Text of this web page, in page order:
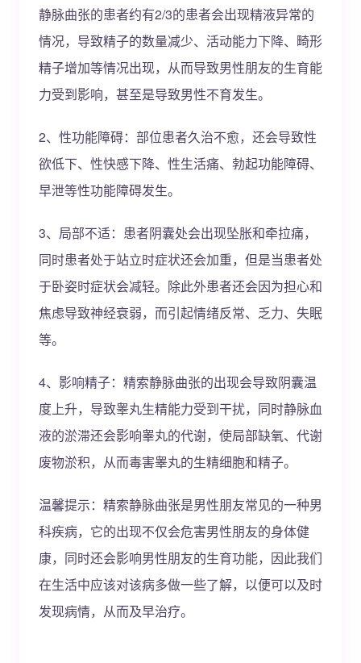
静脉曲张的患者约有2/3的患者会出现精液异常的
情况，导致精子的数量减少、活动能力下降、畸形
精子增加等情况出现，从而导致男性朋友的生育能
力受到影响，甚至是导致男性不育发生。
2、性功能障碍：部位患者久治不愈，还会导致性
欲低下、性快感下降、性生活痛、勃起功能障碍、
早泄等性功能障碍发生。
3、局部不适：患者阴囊处会出现坠胀和牵拉痛，
同时患者处于站立时症状还会加重，但是当患者处
于卧姿时症状会减轻。除此外患者还会因为担心和
焦虑导致神经衰弱，而引起情绪反常、乏力、失眠
等。
4、影响精子：精索静脉曲张的出现会导致阴囊温
度上升，导致睾丸生精能力受到干扰，同时静脉血
液的淤滞还会影响睾丸的代谢，使局部缺氧、代谢
废物淤积，从而毒害睾丸的生精细胞和精子。
温馨提示：精索静脉曲张是男性朋友常见的一种男
科疾病，它的出现不仅会危害男性朋友的身体健
康，同时还会影响男性朋友的生育功能，因此我们
在生活中应该对该病多做一些了解，以便可以及时
发现病情，从而及早治疗。